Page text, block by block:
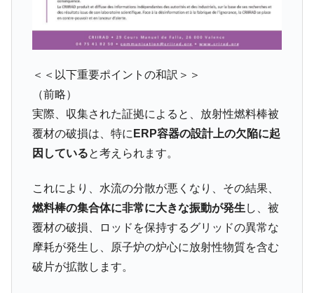
＜＜以下重要ポイントの和訳＞＞
（前略）
実際、収集された証拠によると、放射性燃料棒被
覆材の破損は、特に ERP容器の設計上の欠陥に起
因していると考えられます。
これにより、水流の分散が悪くなり、その結果、
燃料棒の集合体に非常に大きな振動が発生 し、被
覆材の破損、ロッドを保持するグリッドの異常な
摩耗が発生し、原子炉の炉心に放射性物質を含む
破片が拡散します。